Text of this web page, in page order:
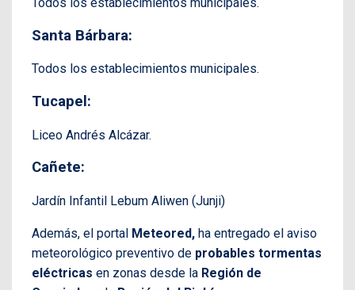
Santa Bárbara:
Todos los establecimientos municipales.
Tucapel:
Liceo Andrés Alcázar.
Cañete:
Jardín Infantil Lebum Aliwen (Junji)
Además, el portal Meteored, ha entregado el aviso
meteorológico preventivo de probables tormentas
eléctricas en zonas desde la Región de